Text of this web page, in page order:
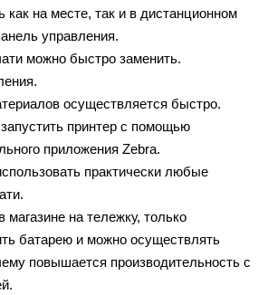
на месте, так и в дистанционном
управления.
можно быстро заменить.
осуществляется быстро.
принтер с помощью
приложения Zebra.
практически любые
на тележку, только
батарею и можно осуществлять
повышается производительность с